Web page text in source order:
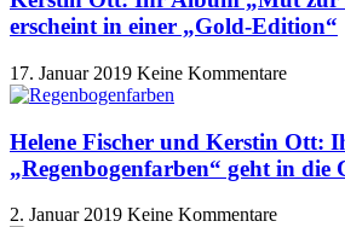
erscheint in einer „Gold-Edition“
17. Januar 2019 Keine Kommentare
Helene Fischer und Kerstin Ott:
„Regenbogenfarben“ geht in
2. Januar 2019 Keine Kommentare